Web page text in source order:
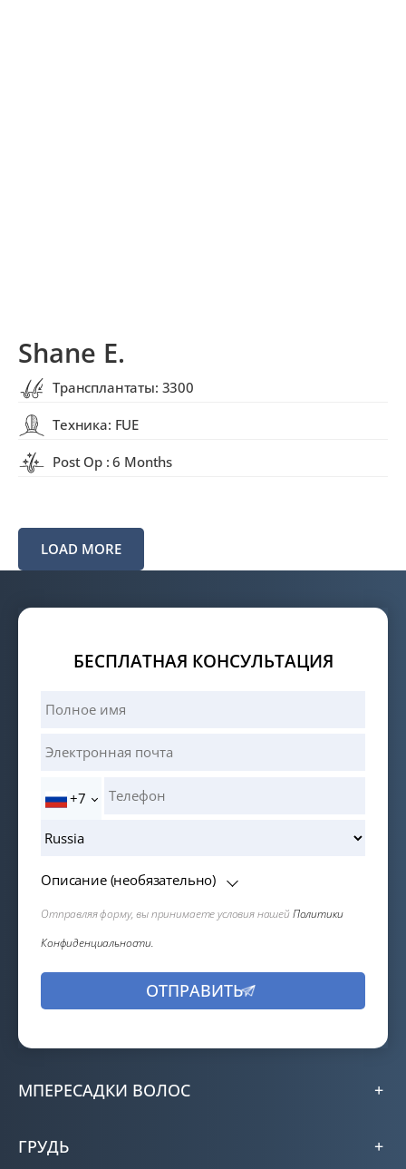
Shane E.
Трансплантаты: 3300
Техника: FUE
Post Op : 6 Months
LOAD MORE
БЕСПЛАТНАЯ КОНСУЛЬТАЦИЯ
+7
Описание (необязательно)
Отправляя форму, вы принимаете условия нашейПолитики
Конфиденциальности.
МПЕРЕСАДКИ ВОЛОС
ГРУДЬ